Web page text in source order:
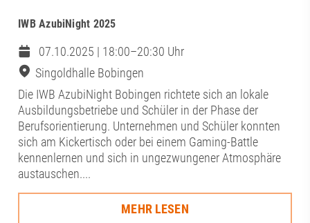
IWB AzubiNight 2025
07.10.2025 | 18:00–20:30 Uhr
Singoldhalle Bobingen
Die IWB AzubiNight Bobingen richtete sich an lokale
Ausbildungsbetriebe und Schüler in der Phase der
Berufsorientierung. Unternehmen und Schüler konnten
sich am Kickertisch oder bei einem Gaming-Battle
kennenlernen und sich in ungezwungener Atmosphäre
austauschen....
MEHR LESEN